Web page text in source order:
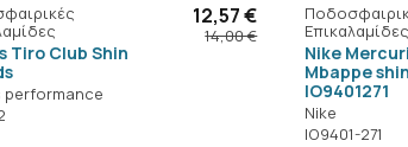
Tiro Club Shin
performance
12,57 €
14,00 €
Επικαλαμίδες
Nike
Mbappe
IO9401271
Nike
IO9401-271